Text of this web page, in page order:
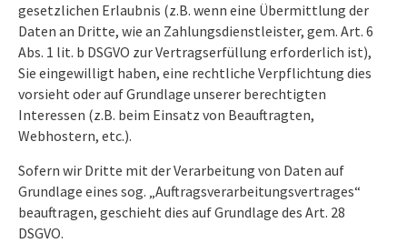
gesetzlichen Erlaubnis (z.B. wenn eine Übermittlung der
Daten an Dritte, wie an Zahlungsdienstleister, gem. Art. 6
Abs. 1 lit. b DSGVO zur Vertragserfüllung erforderlich ist),
Sie eingewilligt haben, eine rechtliche Verpflichtung dies
vorsieht oder auf Grundlage unserer berechtigten
Interessen (z.B. beim Einsatz von Beauftragten,
Webhostern, etc.).
Sofern wir Dritte mit der Verarbeitung von Daten auf
Grundlage eines sog. „Auftragsverarbeitungsvertrages“
beauftragen, geschieht dies auf Grundlage des Art. 28
DSGVO.